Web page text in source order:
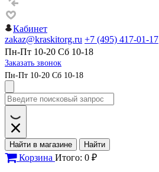
Кабинет
zakaz@kraskitorg.ru +7 (495) 417-01-17
Пн-Пт 10-20 Сб 10-18
Заказать звонок
Пн-Пт 10-20 Сб 10-18
Найти в магазине Найти
Корзина Итого: 0 ₽